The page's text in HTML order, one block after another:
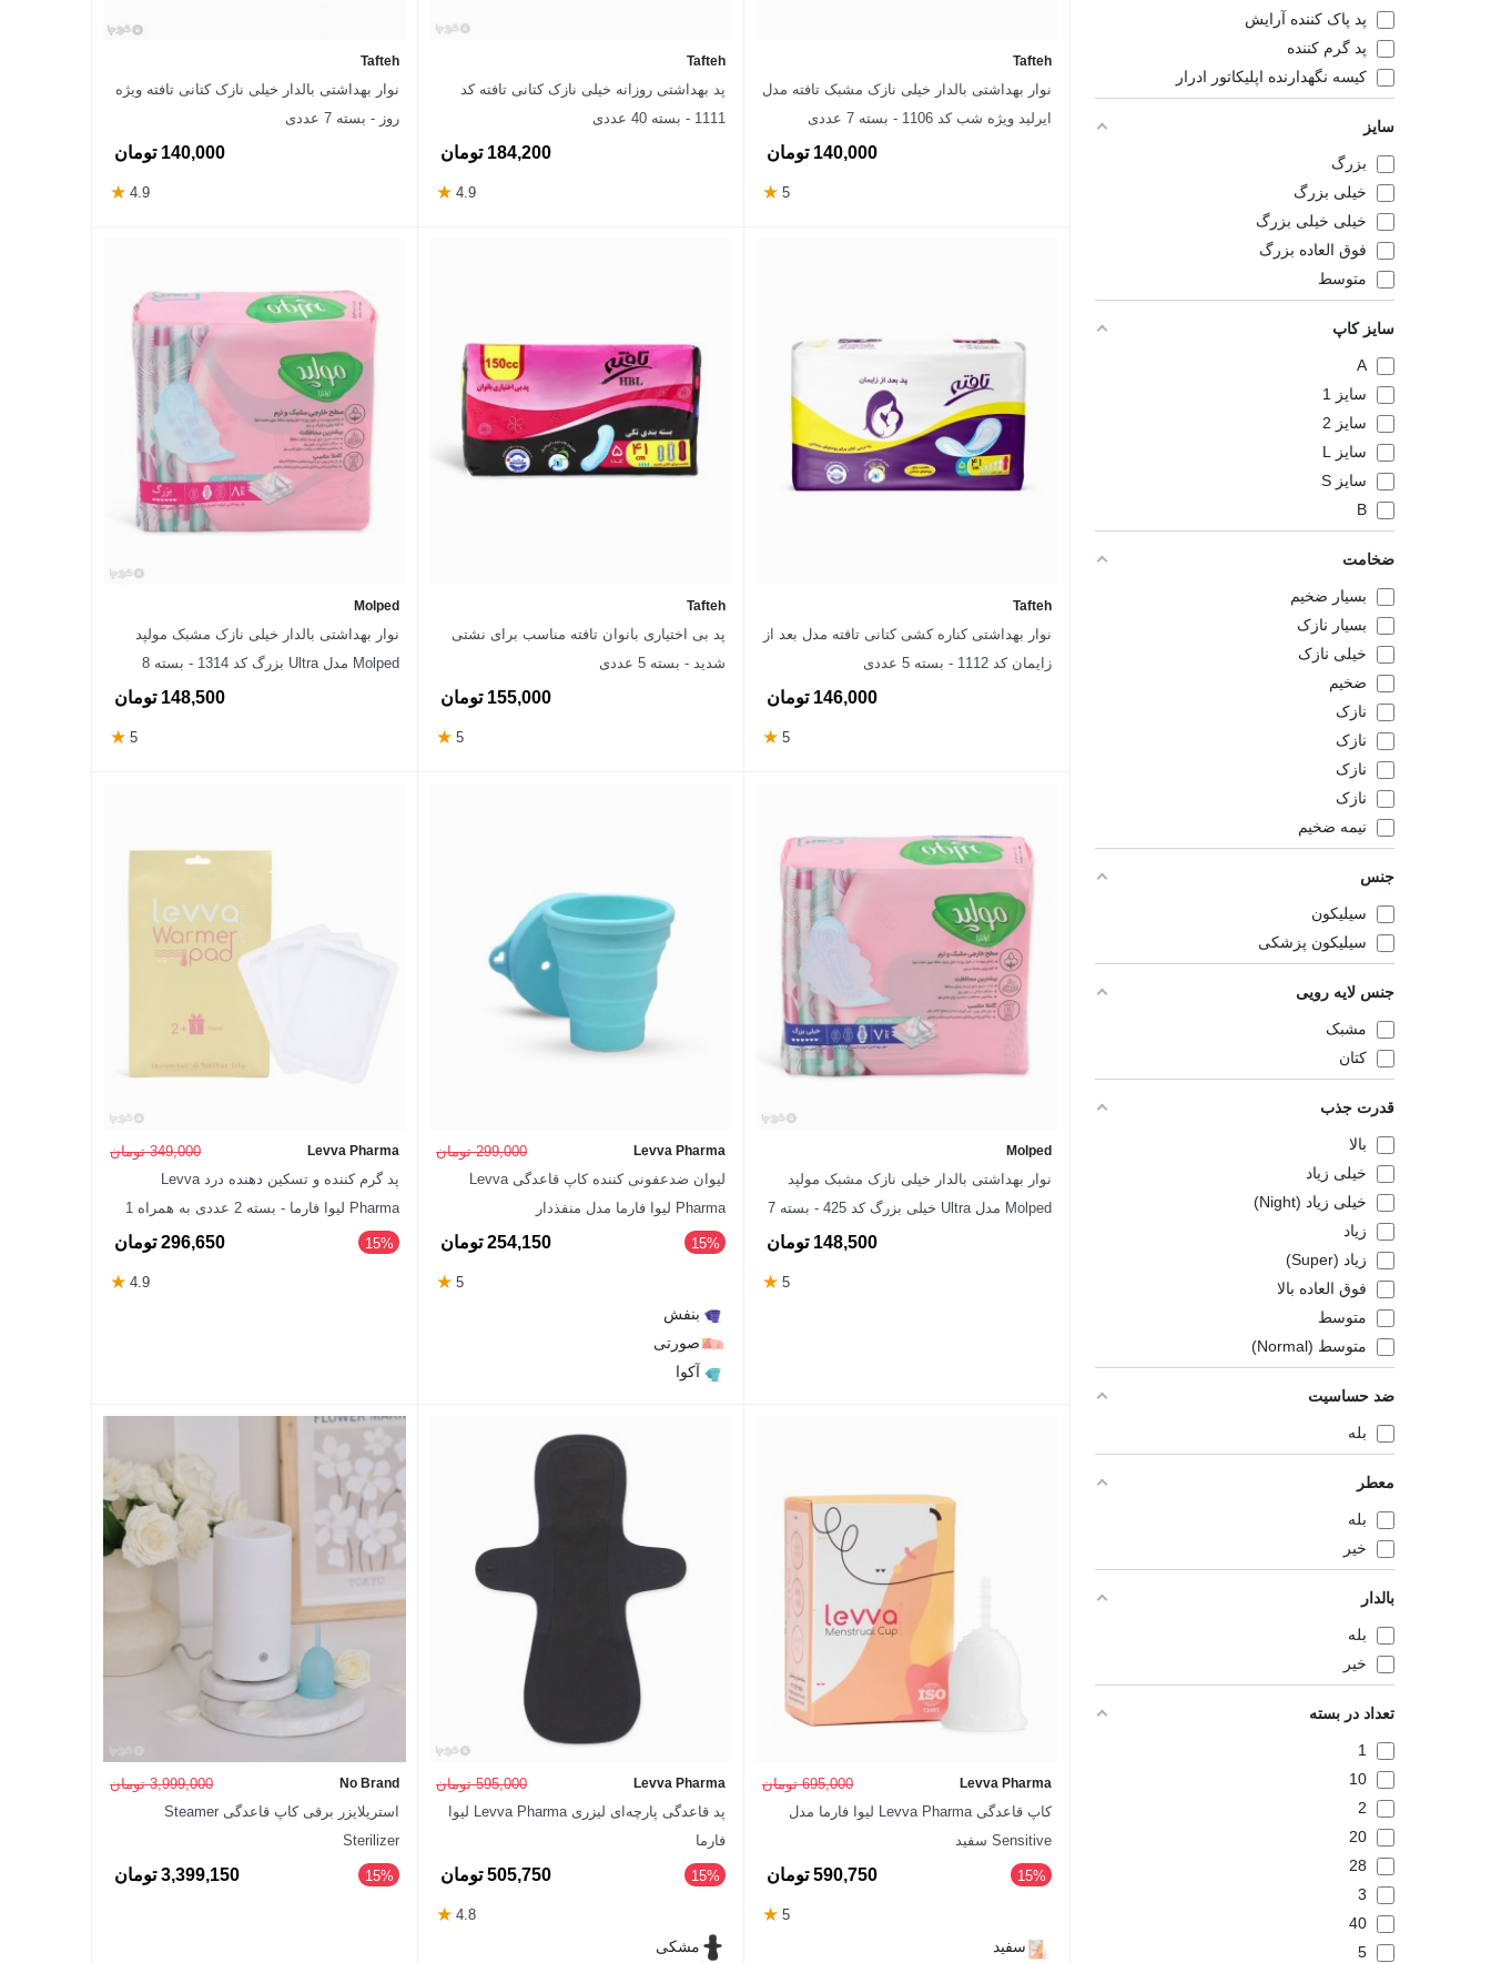
پد پاک کننده آرایش
پد گرم کننده
کیسه نگهدارنده اپلیکاتور ادرار
سایز
بزرگ
خیلی بزرگ
خیلی خیلی بزرگ
فوق العاده بزرگ
متوسط
سایز کاپ
A
سایز 1
سایز 2
سایز L
سایز S
‌B
ضخامت
بسیار ضخیم
بسیار نازک
خیلی نازک
ضخیم
نازک
نازک
نازک
نازک
نیمه ضخیم
جنس
سیلیکون
سیلیکون پزشکی
جنس لایه رویی
مشبک
کتان
قدرت جذب
بالا
خیلی زیاد
خیلی زیاد (Night)
زیاد
زیاد (Super)
فوق العاده بالا
متوسط
متوسط (Normal)
ضد حساسیت
بله
معطر
بله
خیر
بالدار
بله
خیر
تعداد در بسته
1
10
2
20
28
3
40
5
Tafteh
نوار بهداشتی بالدار خیلی نازک مشبک تافته مدل
ایرلید ویژه شب کد 1106 - بسته 7 عددی
140,000 تومان
5
★
Tafteh
پد ‌بهداشتی روزانه خیلی نازک کتانی تافته کد
1111 - بسته 40 عددی
184,200 تومان
4.9
★
Tafteh
نوار بهداشتی بالدار خیلی نازک کتانی تافته ویژه
روز - بسته 7 عددی
140,000 تومان
4.9
★
Tafteh
نوار بهداشتی کناره کشی کتانی تافته مدل بعد از
زایمان کد 1112 - بسته 5 عددی
146,000 تومان
5
★
Tafteh
پد‌ بی اختیاری بانوان تافته مناسب برای نشتی
شدید - بسته 5 عددی
155,000 تومان
5
★
Molped
نوار بهداشتی بالدار خیلی نازک مشبک مولپد
Molped مدل Ultra بزرگ کد 1314 - بسته 8
148,500 تومان
5
★
Molped
نوار بهداشتی بالدار خیلی نازک مشبک مولپد
Molped مدل Ultra خیلی بزرگ کد 425 - بسته 7
148,500 تومان
5
★
Levva Pharma
299,000 تومان
لیوان ضدعفونی کننده کاپ قاعدگی Levva
Pharma لیوا فارما مدل منفذدار
‎15% 254,150 تومان
5
★
بنفش
صورتی
آکوا
Levva Pharma
349,000 تومان
پد گرم کننده و تسکین دهنده درد Levva
Pharma لیوا فارما - بسته 2 عددی به همراه 1
عدد رایگان
‎15% 296,650 تومان
4.9
★
Levva Pharma
695,000 تومان
کاپ قاعدگی Levva Pharma لیوا فارما مدل
Sensitive سفید
‎15% 590,750 تومان
5
★
سفید
Levva Pharma
595,000 تومان
پد قاعدگی پارچه‌ای لیزری Levva Pharma لیوا
فارما
‎15% 505,750 تومان
4.8
★
مشکی
No Brand
3,999,000 تومان
استریلایزر برقی کاپ قاعدگی Steamer
Sterilizer
‎15% 3,399,150 تومان